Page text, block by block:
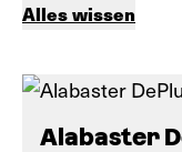
Alles wissen
Alabaster